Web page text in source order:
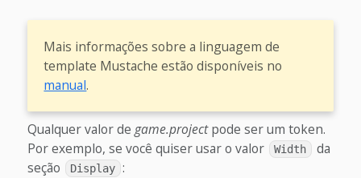
Mais informações sobre a linguagem de
template Mustache estão disponíveis no
manual.
Qualquer valor de game.projectpode ser um token.
Por exemplo, se você quiser usar o valor
Width
da
seção
Display :